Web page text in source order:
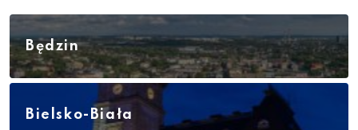
Będzin
Bielsko-Biała